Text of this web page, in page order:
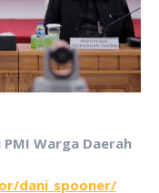
PMI Warga Daerah
dani_spooner/